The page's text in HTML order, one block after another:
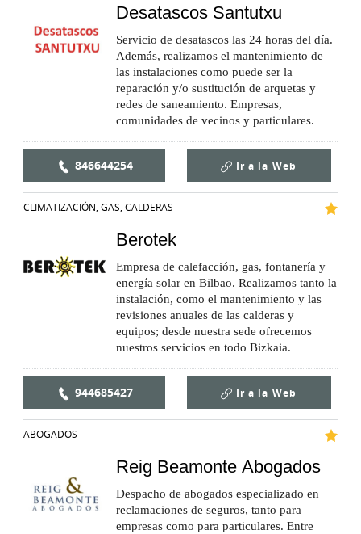
Desatascos Santutxu
Servicio de desatascos las 24 horas del día.
Además, realizamos el mantenimiento de
las instalaciones como puede ser la
reparación y/o sustitución de arquetas y
redes de saneamiento. Empresas,
comunidades de vecinos y particulares.
846644254 Ir a la Web
CLIMATIZACIÓN, GAS, CALDERAS
Berotek
Empresa de calefacción, gas, fontanería y
energía solar en Bilbao. Realizamos tanto la
instalación, como el mantenimiento y las
revisiones anuales de las calderas y
equipos; desde nuestra sede ofrecemos
nuestros servicios en todo Bizkaia.
944685427 Ir a la Web
ABOGADOS
Reig Beamonte Abogados
Despacho de abogados especializado en
reclamaciones de seguros, tanto para
empresas como para particulares. Entre